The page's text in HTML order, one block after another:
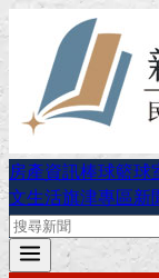
房產資訊棒球籃球
文生活旗津專區新